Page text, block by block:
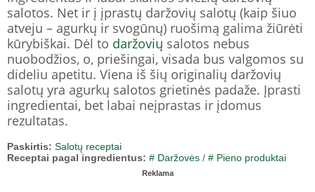
salotos. Net ir į įprastų daržovių salotų (kaip šiuo
atveju – agurkų ir svogūnų) ruošimą galima žiūrėti
kūrybiškai. Dėl to daržovių salotos nebus
nuobodžios, o, priešingai, visada bus valgomos su
dideliu apetitu. Viena iš šių originalių daržovių
salotų yra agurkų salotos grietinės padaže. Įprasti
ingredientai, bet labai neįprastas ir įdomus
rezultatas.
Paskirtis: Salotų receptai
Receptai pagal ingredientus: # Daržovės / # Pieno produktai
Reklama